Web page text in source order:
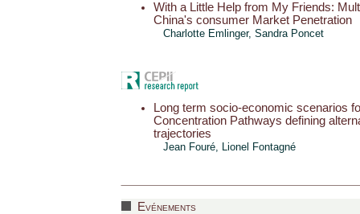
With a Little Help from My Friends:
China's consumer Market Penetration
Charlotte Emlinger, Sandra Poncet
Long term socio-economic scenarios
Concentration Pathways defining
trajectories
Jean Fouré, Lionel Fontagné
Evénements